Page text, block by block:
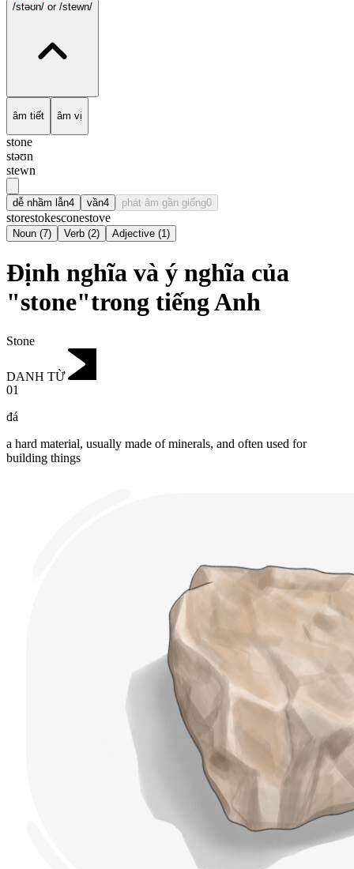
/stəʊn/ or /stewn/
âm tiết âm vị
stone
stəʊn
stewn
dễ nhầm lẫn4 vần4 phát âm gần giống0
storestokesconestove
Noun (7) Verb (2) Adjective (1)
Định nghĩa và ý nghĩa của
"stone"trong tiếng Anh
Stone
DANH TỪ
01
đá
a hard material, usually made of minerals, and often used for
building things